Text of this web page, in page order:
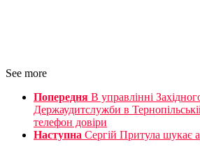
See more
Попередня В управлінні
Держаудитслужби в
телефон довіри
Наступна Сергій Притула шукає